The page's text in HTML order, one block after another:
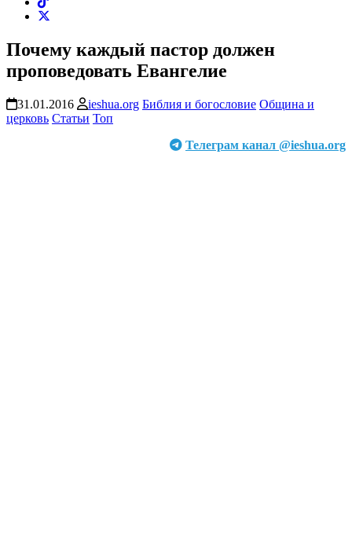
Почему каждый пастор должен
проповедовать Евангелие
31.01.2016 ieshua.org Библия и богословие Община и
церковь Статьи Топ
Телеграм канал @ieshua.org